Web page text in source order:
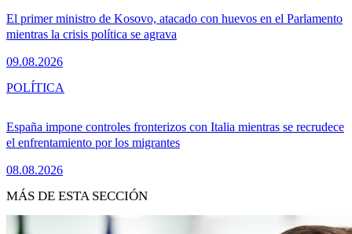
El primer ministro de Kosovo, atacado con huevos en el Parlamento
mientras la crisis política se agrava
09.08.2026
España impone controles fronterizos con Italia mientras se recrudece
el enfrentamiento por los migrantes
08.08.2026
POLÍTICA
MÁS DE ESTA SECCIÓN